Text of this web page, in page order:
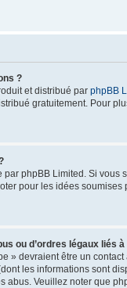
?
et distribué par phpBB
gratuitement. Pour
phpBB Limited. Si
pour les idées soumises
ou d’ordres légaux liés
» devraient être un
les informations sont
abus. Veuillez noter que